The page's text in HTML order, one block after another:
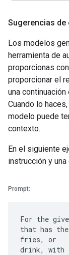
Sugerencias de
Los modelos
herramienta de
proporcionas
proporcionar el
una
Cuando lo
modelo puede
contexto.
En el siguiente
instrucción y
Prompt:
For the
that has
fries, or
drink, with